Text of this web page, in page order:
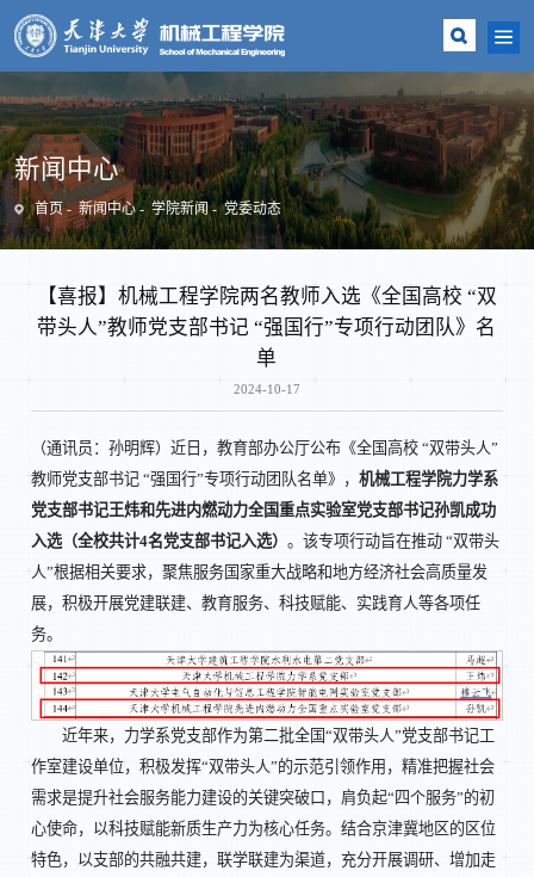
新闻中心
首页 新闻中心 学院新闻 党委动态
【喜报】机械工程学院两名教师入选《全国高校 “双
带头人”教师党支部书记 “强国行”专项行动团队》名
单
2024-10-17
（通讯员：孙明辉）近日，教育部办公厅公布《全国高校 “双带头人”
教师党支部书记 “强国行”专项行动团队名单》，机械工程学院力学系
党支部书记王炜和先进内燃动力全国重点实验室党支部书记孙凯成功
入选（全校共计4名党支部书记入选）。该专项行动旨在推动 “双带头
人”根据相关要求，聚焦服务国家重大战略和地方经济社会高质量发
展，积极开展党建联建、教育服务、科技赋能、实践育人等各项任
务。
近年来，力学系党支部作为第二批全国“双带头人”党支部书记工
作室建设单位，积极发挥“双带头人”的示范引领作用，精准把握社会
需求是提升社会服务能力建设的关键突破口，肩负起“四个服务”的初
心使命，以科技赋能新质生产力为核心任务。结合京津冀地区的区位
特色，以支部的共融共建，联学联建为渠道，充分开展调研、增加走